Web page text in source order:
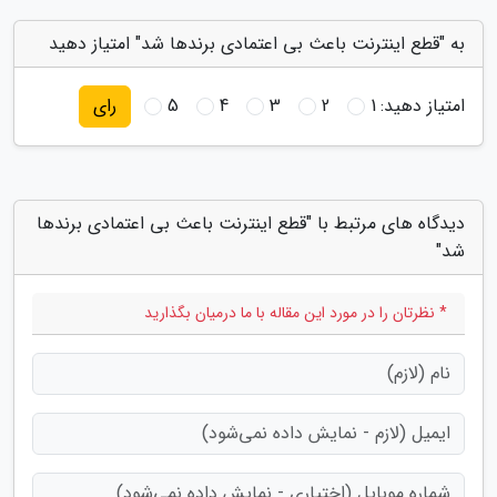
به "قطع اینترنت باعث بی اعتمادی برندها شد" امتیاز دهید
امتیاز دهید:1
2
3
4
5 رای
دیدگاه های مرتبط با "قطع اینترنت باعث بی اعتمادی برندها
شد"
* نظرتان را در مورد این مقاله با ما درمیان بگذارید